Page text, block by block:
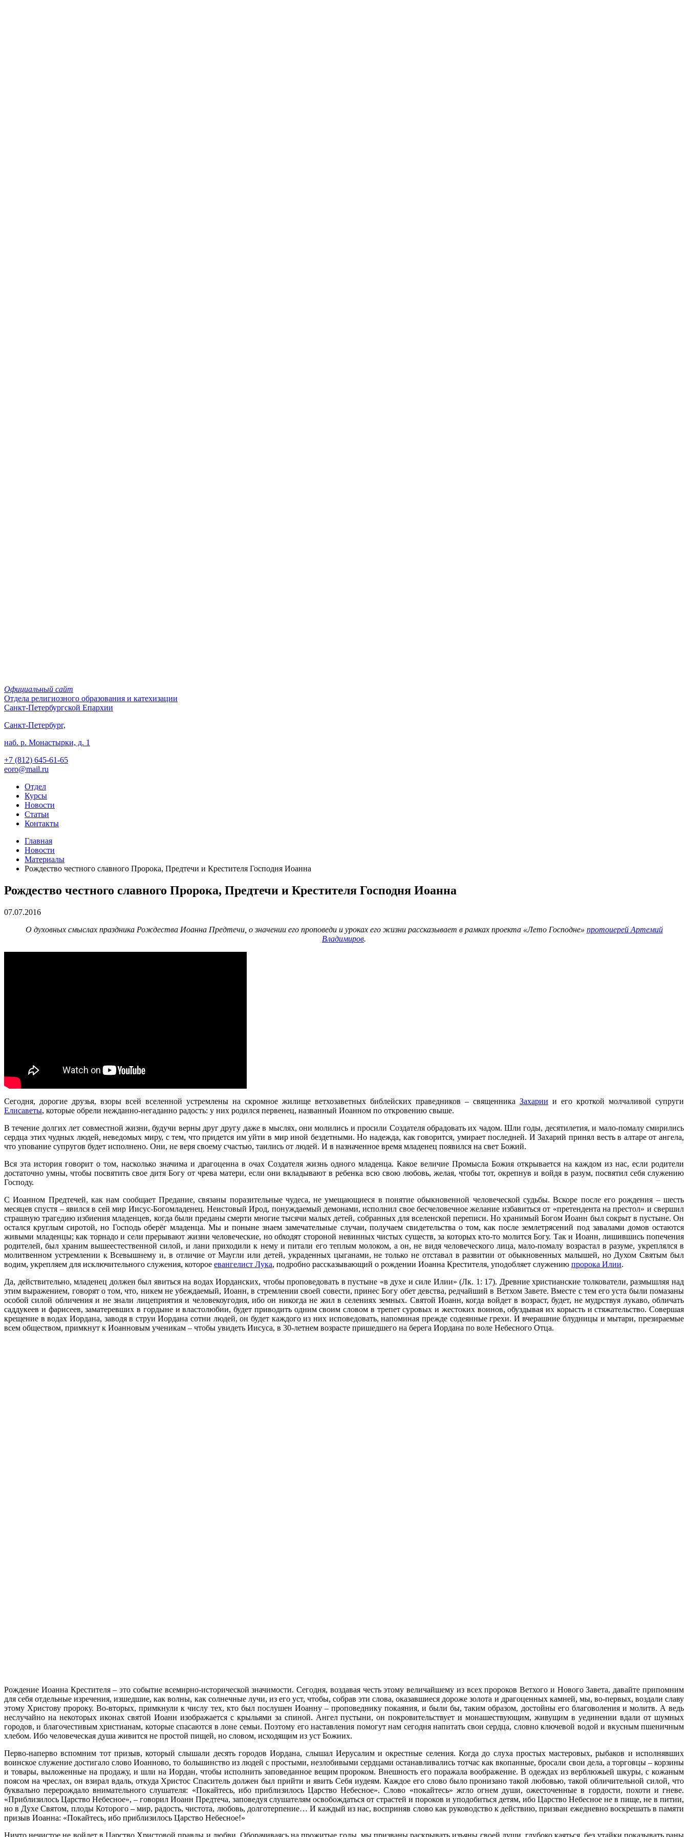
Официальный сайт
Отдела религиозного образования и катехизации
Санкт-Петербургской Епархии
Санкт-Петербург,
наб. р. Монастырки, д. 1
+7 (812) 645-61-65
eoro@mail.ru
Отдел
Курсы
Новости
Статьи
Контакты
Главная
Новости
Материалы
Рождество честного славного Пророка, Предтечи и Крестителя Господня Иоанна
Рождество честного славного Пророка, Предтечи и Крестителя Господня Иоанна
07.07.2016
О духовных смыслах праздника Рождества Иоанна Предтечи, о значении его проповеди и уроках его жизни рассказывает в рамках проекта «Лето Господне» протоиерей Артемий
Владимиров.
Сегодня, дорогие друзья, взоры всей вселенной устремлены на скромное жилище ветхозаветных библейских праведников – священника Захарии и его кроткой молчаливой супруги
Елисаветы, которые обрели нежданно-негаданно радость: у них родился первенец, названный Иоанном по откровению свыше.
В течение долгих лет совместной жизни, будучи верны друг другу даже в мыслях, они молились и просили Создателя обрадовать их чадом. Шли годы, десятилетия, и мало-помалу смирились
сердца этих чудных людей, неведомых миру, с тем, что придется им уйти в мир иной бездетными. Но надежда, как говорится, умирает последней. И Захарий принял весть в алтаре от ангела,
что упование супругов будет исполнено. Они, не веря своему счастью, таились от людей. И в назначенное время младенец появился на свет Божий.
Вся эта история говорит о том, насколько значима и драгоценна в очах Создателя жизнь одного младенца. Какое величие Промысла Божия открывается на каждом из нас, если родители
достаточно умны, чтобы посвятить свое дитя Богу от чрева матери, если они вкладывают в ребенка всю свою любовь, желая, чтобы тот, окрепнув и войдя в разум, посвятил себя служению
Господу.
С Иоанном Предтечей, как нам сообщает Предание, связаны поразительные чудеса, не умещающиеся в понятие обыкновенной человеческой судьбы. Вскоре после его рождения – шесть
месяцев спустя – явился в сей мир Иисус-Богомладенец. Неистовый Ирод, понуждаемый демонами, исполнил свое бесчеловечное желание избавиться от «претендента на престол» и свершил
страшную трагедию избиения младенцев, когда были преданы смерти многие тысячи малых детей, собранных для вселенской переписи. Но хранимый Богом Иоанн был сокрыт в пустыне. Он
остался круглым сиротой, но Господь оберёг младенца. Мы и поныне знаем замечательные случаи, получаем свидетельства о том, как после землетрясений под завалами домов остаются
живыми младенцы; как торнадо и сели прерывают жизни человеческие, но обходят стороной невинных чистых существ, за которых кто-то молится Богу. Так и Иоанн, лишившись попечения
родителей, был храним вышеестественной силой, и лани приходили к нему и питали его теплым молоком, а он, не видя человеческого лица, мало-помалу возрастал в разуме, укреплялся в
молитвенном устремлении к Всевышнему и, в отличие от Маугли или детей, украденных цыганами, не только не отставал в развитии от обыкновенных малышей, но Духом Святым был
водим, укрепляем для исключительного служения, которое евангелист Лука, подробно рассказывающий о рождении Иоанна Крестителя, уподобляет служению пророка Илии.
Да, действительно, младенец должен был явиться на водах Иорданских, чтобы проповедовать в пустыне «в духе и силе Илии» (Лк. 1: 17). Древние христианские толкователи, размышляя над
этим выражением, говорят о том, что, никем не убеждаемый, Иоанн, в стремлении своей совести, принес Богу обет девства, редчайший в Ветхом Завете. Вместе с тем его уста были помазаны
особой силой обличения и не знали лицеприятия и человекоугодия, ибо он никогда не жил в селениях земных. Святой Иоанн, когда войдет в возраст, будет, не мудрствуя лукаво, обличать
саддукеев и фарисеев, заматеревших в гордыне и властолюбии, будет приводить одним своим словом в трепет суровых и жестоких воинов, обуздывая их корысть и стяжательство. Совершая
крещение в водах Иордана, заводя в струи Иордана сотни людей, он будет каждого из них исповедовать, напоминая прежде содеянные грехи. И вчерашние блудницы и мытари, презираемые
всем обществом, примкнут к Иоанновым ученикам – чтобы увидеть Иисуса, в 30-летнем возрасте пришедшего на берега Иордана по воле Небесного Отца.
Рождение Иоанна Крестителя – это событие всемирно-исторической значимости. Сегодня, воздавая честь этому величайшему из всех пророков Ветхого и Нового Завета, давайте припомним
для себя отдельные изречения, изшедшие, как волны, как солнечные лучи, из его уст, чтобы, собрав эти слова, оказавшиеся дороже золота и драгоценных камней, мы, во-первых, воздали славу
этому Христову пророку. Во-вторых, примкнули к числу тех, кто был послушен Иоанну – проповеднику покаяния, и были бы, таким образом, достойны его благоволения и молитв. А ведь
неслучайно на некоторых иконах святой Иоанн изображается с крыльями за спиной. Ангел пустыни, он покровительствует и монашествующим, живущим в уединении вдали от шумных
городов, и благочестивым христианам, которые спасаются в лоне семьи. Поэтому его наставления помогут нам сегодня напитать свои сердца, словно ключевой водой и вкусным пшеничным
хлебом. Ибо человеческая душа живится не простой пищей, но словом, исходящим из уст Божиих.
Перво-наперво вспомним тот призыв, который слышали десять городов Иордана, слышал Иерусалим и окрестные селения. Когда до слуха простых мастеровых, рыбаков и исполнявших
воинское служение достигало слово Иоанново, то большинство из людей с простыми, незлобивыми сердцами останавливались тотчас как вкопанные, бросали свои дела, а торговцы – корзины
и товары, выложенные на продажу, и шли на Иордан, чтобы исполнить заповеданное вещим пророком. Внешность его поражала воображение. В одеждах из верблюжьей шкуры, с кожаным
поясом на чреслах, он взирал вдаль, откуда Христос Спаситель должен был прийти и явить Себя иудеям. Каждое его слово было пронизано такой любовью, такой обличительной силой, что
буквально перерождало внимательного слушателя: «Покайтесь, ибо приблизилось Царство Небесное». Слово «покайтесь» жгло огнем души, ожесточенные в гордости, похоти и гневе.
«Приблизилось Царство Небесное», – говорил Иоанн Предтеча, заповедуя слушателям освобождаться от страстей и пороков и уподобиться детям, ибо Царство Небесное не в пище, не в питии,
но в Духе Святом, плоды Которого – мир, радость, чистота, любовь, долготерпение… И каждый из нас, восприняв слово как руководство к действию, призван ежедневно воскрешать в памяти
призыв Иоанна: «Покайтесь, ибо приблизилось Царство Небесное!»
Ничто нечистое не войдет в Царство Христовой правды и любви. Оборачиваясь на прожитые годы, мы призваны раскрывать изъяны своей души, глубоко каяться, без утайки показывать раны